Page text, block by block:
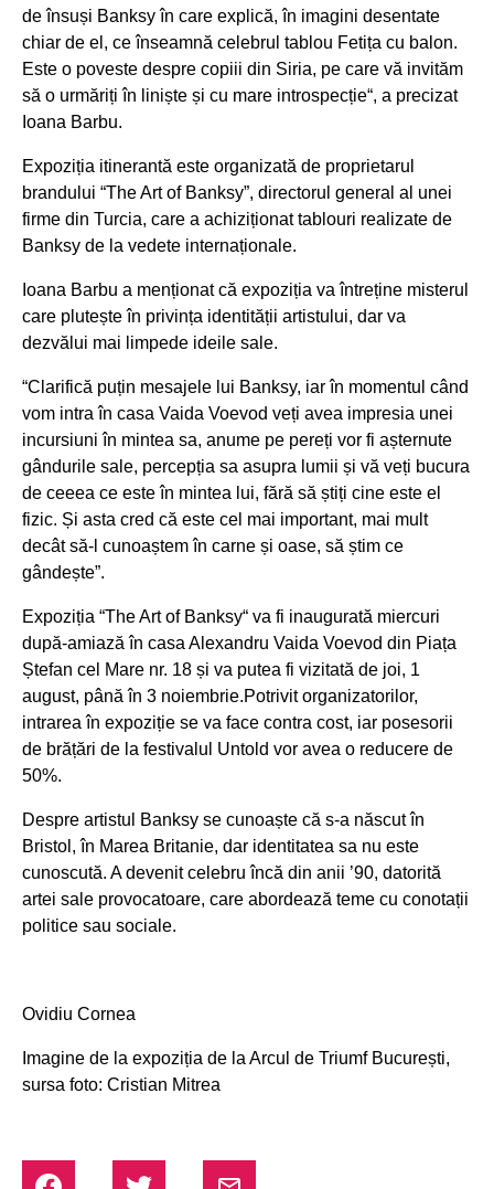
de însuși Banksy în care explică, în imagini desentate
chiar de el, ce înseamnă celebrul tablou Fetița cu balon.
Este o poveste despre copiii din Siria, pe care vă invităm
să o urmăriți în liniște și cu mare introspecție“, a precizat
Ioana Barbu.
Expoziția itinerantă este organizată de proprietarul
brandului “The Art of Banksy”, directorul general al unei
firme din Turcia, care a achiziționat tablouri realizate de
Banksy de la vedete internaționale.
Ioana Barbu a menționat că expoziția va întreține misterul
care plutește în privința identității artistului, dar va
dezvălui mai limpede ideile sale.
“Clarifică puțin mesajele lui Banksy, iar în momentul când
vom intra în casa Vaida Voevod veți avea impresia unei
incursiuni în mintea sa, anume pe pereți vor fi așternute
gândurile sale, percepția sa asupra lumii și vă veți bucura
de ceeea ce este în mintea lui, fără să știți cine este el
fizic. Și asta cred că este cel mai important, mai mult
decât să-l cunoaștem în carne și oase, să știm ce
gândește”.
Expoziția “The Art of Banksy“ va fi inaugurată miercuri
după-amiază în casa Alexandru Vaida Voevod din Piața
Ștefan cel Mare nr. 18 și va putea fi vizitată de joi, 1
august, până în 3 noiembrie.Potrivit organizatorilor,
intrarea în expoziție se va face contra cost, iar posesorii
de brățări de la festivalul Untold vor avea o reducere de
50%.
Despre artistul Banksy se cunoaște că s-a născut în
Bristol, în Marea Britanie, dar identitatea sa nu este
cunoscută. A devenit celebru încă din anii ’90, datorită
artei sale provocatoare, care abordează teme cu conotații
politice sau sociale.
Ovidiu Cornea
Imagine de la expoziția de la Arcul de Triumf București,
sursa foto: Cristian Mitrea